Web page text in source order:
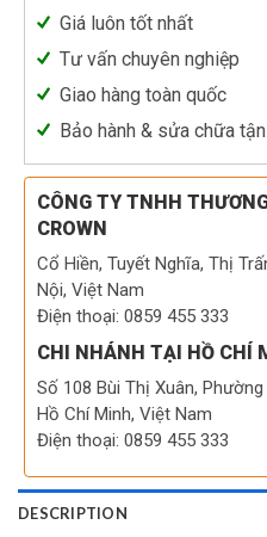
Giá luôn tốt nhất
Tư vấn chuyên nghiệp
Giao hàng toàn quốc
Bảo hành & sửa chữa
CÔNG TY TNHH
CROWN
Cổ Hiền, Tuyết Nghĩa, Thị
Nội, Việt Nam
Điện thoại: 0859 455 333
CHI NHÁNH TẠI HỒ CHÍ
Số 108 Bùi Thị Xuân,
Hồ Chí Minh, Việt Nam
Điện thoại: 0859 455 333
DESCRIPTION